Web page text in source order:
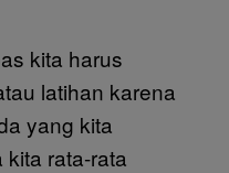
kita harus
latihan karena
yang kita
rata-rata